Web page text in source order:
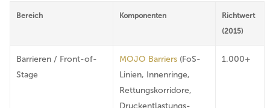
Bereich Komponenten
Richtwert
(2015)
Barrieren / Front-of-
Stage
MOJO Barriers(FoS-
Linien, Innenringe,
Rettungskorridore,
Druckentlastungs-
1.000+